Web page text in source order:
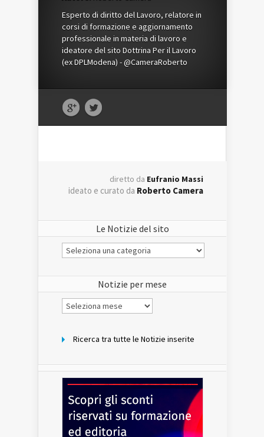
Esperto di diritto del Lavoro, relatore in
corsi di formazione e aggiornamento
professionale in materia di lavoro e
ideatore del sito Dottrina Per il Lavoro
(ex DPLModena) - @CameraRoberto
diretto da Eufranio Massi
ideato e curato da Roberto Camera
Le Notizie del sito
Le
Notizie
Notizie per mese
Notizie
per
Ricerca tra tutte le Notizie inserite